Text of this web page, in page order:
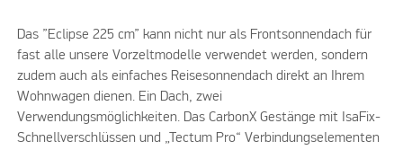
Das ”Eclipse 225 cm” kann nicht nur als Frontsonnendach für
fast alle unsere Vorzeltmodelle verwendet werden, sondern
zudem auch als einfaches Reisesonnendach direkt an Ihrem
Wohnwagen dienen. Ein Dach, zwei
Verwendungsmöglichkeiten. Das CarbonX Gestänge mit IsaFix-
Schnellverschlüssen und „Tectum Pro“ Verbindungselementen